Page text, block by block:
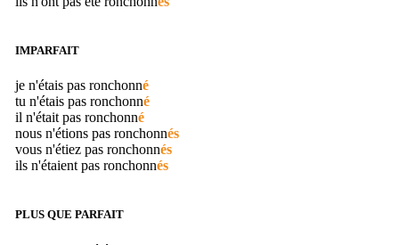
IMPARFAIT
je n'étais pas ronchonné
tu n'étais pas ronchonné
il n'était pas ronchonné
nous n'étions pas ronchonnés
vous n'étiez pas ronchonnés
ils n'étaient pas ronchonnés
PLUS QUE PARFAIT